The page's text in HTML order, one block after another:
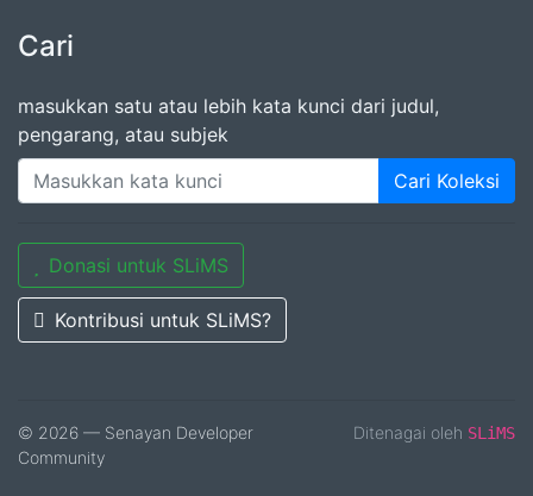
Cari
masukkan satu atau lebih kata kunci dari judul,
pengarang, atau subjek
Cari Koleksi
Donasi untuk SLiMS
Kontribusi untuk SLiMS?
© 2026 — Senayan Developer
Community
Ditenagai oleh SLiMS